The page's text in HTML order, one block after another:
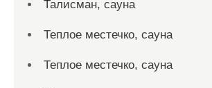
Талисман, сауна
Теплое местечко, сауна
Теплое местечко, сауна